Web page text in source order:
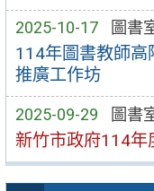
2025-10-17 圖書
114年圖書教師高
推廣工作坊
2025-09-29 圖書
新竹市政府114年